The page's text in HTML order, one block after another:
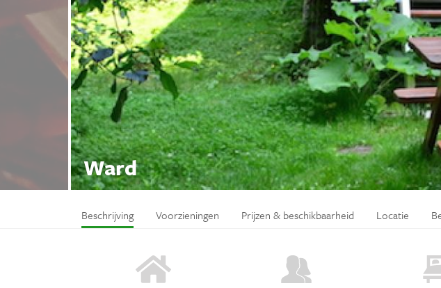
Ward
Beschrijving Voorzieningen Prijzen & beschikbaarheid Locatie